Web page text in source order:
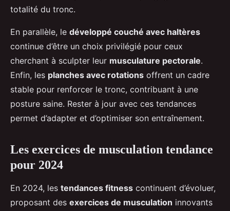
totalité du tronc.
En parallèle, le développé couché avec haltères
continue d’être un choix privilégié pour ceux
cherchant à sculpter leur musculature pectorale.
Enfin, les planches avec rotations offrent un cadre
stable pour renforcer le tronc, contribuant à une
posture saine. Rester à jour avec ces tendances
permet d’adapter et d’optimiser son entraînement.
Les exercices de musculation tendance
pour 2024
En 2024, les tendances fitness continuent d’évoluer,
proposant des exercices de musculation innovants